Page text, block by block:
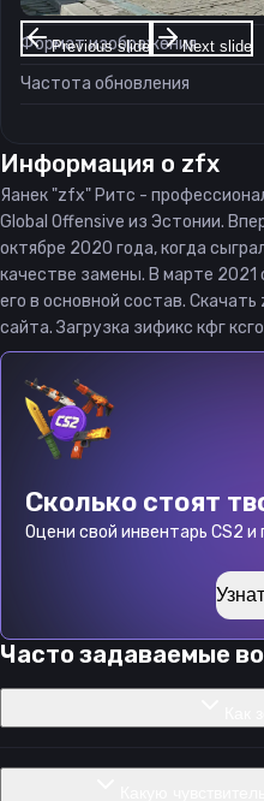
Previous slide Next slide
Соотношение сторон
Формат изображения
Частота обновления
Информация о zfx
Яанек "zfx" Ритс -
Global Offensive из Эстонии.
октябре 2020 года, когда
качестве замены. В марте 2021
его в основной состав.
сайта. Загрузка зификс кфг
Сколько стоят
Оцени свой инвентарь CS2 и
Часто задаваемые